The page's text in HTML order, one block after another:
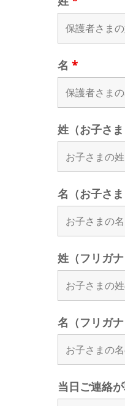
名 *
姓（お子さま
名（お子さま
姓（フリガナ
名（フリガナ
当日ご連絡